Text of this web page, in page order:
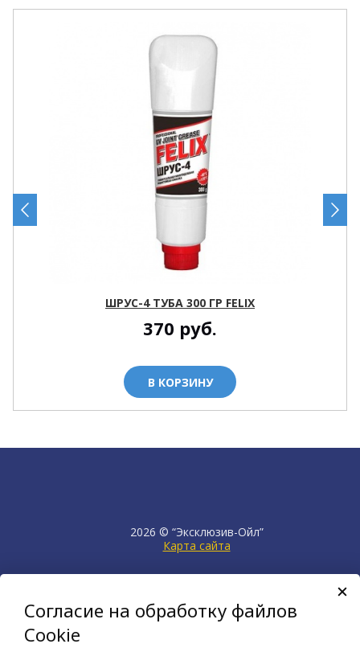
ШРУС-4 ТУБА 300 ГР FELIX
370 руб.
В КОРЗИНУ
2026 © “Эксклюзив-Ойл”
Карта сайта
продвижение сайта НЕТКАМ
создан на платформе
KORZILLA
Согласие на обработку файлов
Cookie